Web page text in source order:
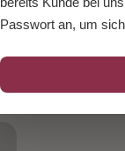
Passwort an, um